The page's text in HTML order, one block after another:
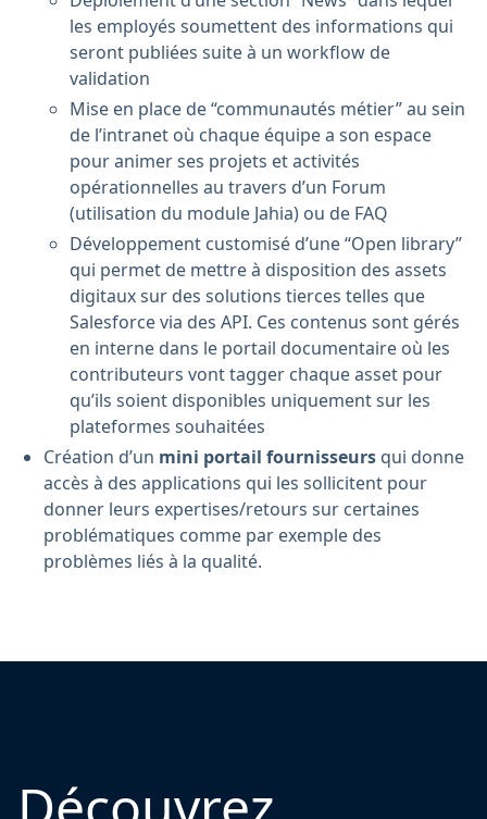
les employés soumettent des informations qui
seront publiées suite à un workflow de
validation
Mise en place de “communautés métier” au sein
de l’intranet où chaque équipe a son espace
pour animer ses projets et activités
opérationnelles au travers d’un Forum
(utilisation du module Jahia) ou de FAQ
Développement customisé d’une “Open library”
qui permet de mettre à disposition des assets
digitaux sur des solutions tierces telles que
Salesforce via des API. Ces contenus sont gérés
en interne dans le portail documentaire où les
contributeurs vont tagger chaque asset pour
qu’ils soient disponibles uniquement sur les
plateformes souhaitées
Création d’un mini portail fournisseurs qui donne
accès à des applications qui les sollicitent pour
donner leurs expertises/retours sur certaines
problématiques comme par exemple des
problèmes liés à la qualité.